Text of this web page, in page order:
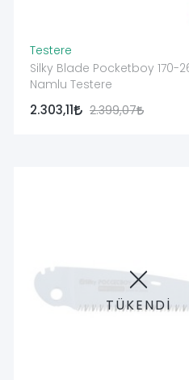
Testere
Silky Blade Pocketboy 170-
Namlu Testere
2.303,11 2.399,07
TÜKENDİ